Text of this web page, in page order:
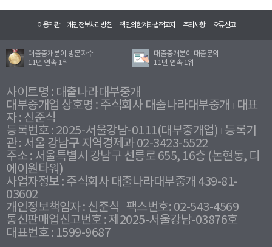
이용약관 개인정보처리방침 책임의한계와법적고지 주의사항 오류신고
대출중개분야 방문자수
11년 연속 1위
대출중개분야 대출문의
11년 연속 1위
사이트명 : 대출나라대부중개
대부중개업 상호명 : 주식회사 대출나라대부중개
대표
자 : 신준식
등록번호 : 2025-서울강남-0111(대부중개업) 등록기
관 : 서울 강남구 지역경제과 02-3423-5522
주소 : 서울특별시 강남구 선릉로 655, 16층 (논현동, 디
에이원타워)
사업자정보 : 주식회사 대출나라대부중개 439-81-
03602
개인정보책임자 : 신준식
팩스번호: 02-543-4569
통신판매업신고번호 : 제2025-서울강남-03876호
대표번호 : 1599-9687